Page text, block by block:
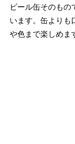
ビール缶そのも
います。缶よりも
や色まで楽しめま